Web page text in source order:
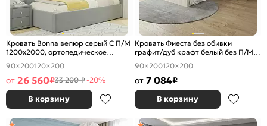
Кровать Bonna велюр серый С П/М
1200x2000, ортопедическое
основание, изголовье мягкое
90×200120×200
от 26 560₽33 200 ₽-20%
В корзину
Кровать Фиеста без обивки
графит/дуб крафт белый без П/М
1200x2000, изголовье жесткое
90×200120×200
от 7 084₽
В корзину